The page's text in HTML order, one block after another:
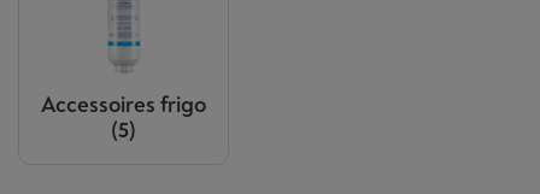
Accessoires frigo
(5)